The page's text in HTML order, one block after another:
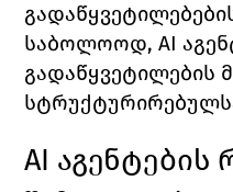
საბოლოოდ, AI
გადაწყვეტილების
AI აგენტების